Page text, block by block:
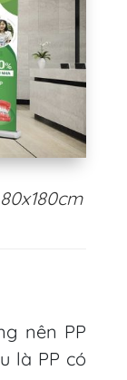
nên PP
là PP có